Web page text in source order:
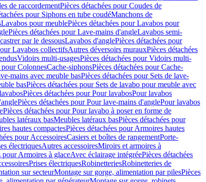
de raccordementPièces détachées pour Coudes de
pour Siphons en tube coudéManchons de
Lavabos pour meublePièces détachées pour Lavabos pour
Pièces détachées pour Lave-mains d'angleLavabos semi-
par le dessousLavabos d'anglePièces détachées pour
Lavabos collectifsAutres déversoirs murauxPièces détachées
Vidoirs multi-usagesPièces détachées pour Vidoirs multi-
pour ColonnesCache-siphonsPièces détachées pour Cache-
mains avec meuble basPièces détachées pour Sets de lave-
basPièces détachées pour Sets de lavabo pour meuble avec
Pièces détachées pour Pour lavabosPour lavabos
Pièces détachées pour Pour lave-mains d'anglePour lavabos
Pièces détachées pour Pour lavabo à poser en forme de
latéraux basMeubles latéraux basPièces détachées pour
hautes compactesPièces détachées pour Armoires hautes
pour AccessoiresCasiers et boîtes de rangementPorte-
électriquesAutres accessoiresMiroirs et armoires à
pour Armoires à glaceAvec éclairage intégréePièces détachées
Prises électriquesRobinetteriesRobinetteries de
sur secteurMontage sur gorge, alimentation par pilesPièces